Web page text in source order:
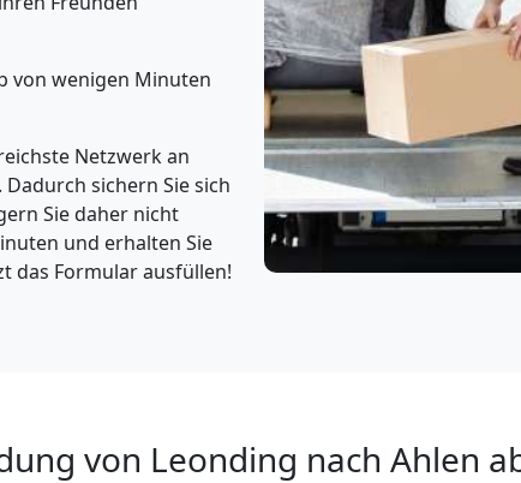
von wenigen Minuten
Netzwerk an
. Dadurch sichern Sie sich
Sie daher nicht
und erhalten Sie
das Formular ausfüllen!
von Leonding nach Ahlen